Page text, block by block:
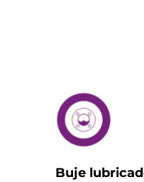
Buje